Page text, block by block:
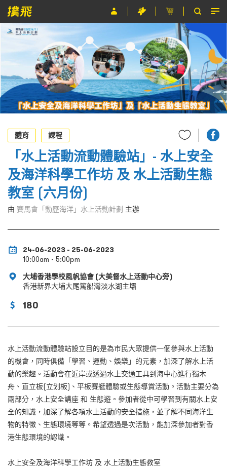
節目
主辦單位
關於撲飛
條款及細則
EN
體育
課程
「水上活動流動體驗站」- 水上安全
及海洋科學工作坊 及 水上活動生態
教室 (六月份)
由 賽馬會「動歷海洋」水上活動計劃 主辦
24-06-2023 - 25-06-2023
10:00am - 5:00pm
大埔香港學校風帆協會 (大美督水上活動中心旁)
香港新界大埔大尾篤船灣淡水湖主壩
180
水上活動流動體驗站設立目的是為市民大眾提供一個參與水上活動
的機會，同時俱備「學習、運動、娛樂」的元素，加深了解水上活
動的樂趣。活動會在近岸或透過水上交通工具到海中心進行獨木
舟、直立板(立划板)、平板賽艇體驗或生態導賞活動。活動主要分為
兩部分，水上安全講座 和 生態遊。參加者從中可學習到有關水上安
全的知識，加深了解各項水上活動的安全措施，並了解不同海洋生
物的特徵、生態環境等等。希望透過是次活動，能加深參加者對香
港生態環境的認識。
水上安全及海洋科學工作坊 及 水上活動生態教室